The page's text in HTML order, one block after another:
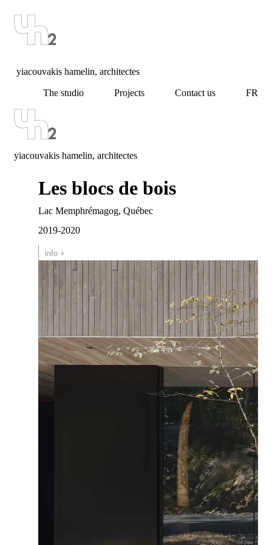
yiacouvakis hamelin, architectes
The studio Projects Contact us FR
yiacouvakis hamelin, architectes
Les blocs de bois
Lac Memphrémagog, Québec
2019-2020
info +